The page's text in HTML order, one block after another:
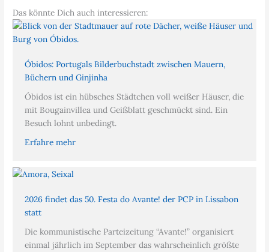
Das könnte Dich auch interessieren:
Óbidos: Portugals Bilderbuchstadt zwischen Mauern,
Büchern und Ginjinha
Óbidos ist ein hübsches Städtchen voll weißer Häuser, die
mit Bougainvillea und Geißblatt geschmückt sind. Ein
Besuch lohnt unbedingt.
Erfahre mehr
2026 findet das 50. Festa do Avante! der PCP in Lissabon
statt
Die kommunistische Parteizeitung “Avante!” organisiert
einmal jährlich im September das wahrscheinlich größte